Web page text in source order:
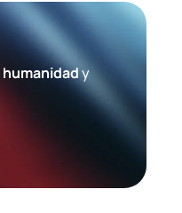
humanidady